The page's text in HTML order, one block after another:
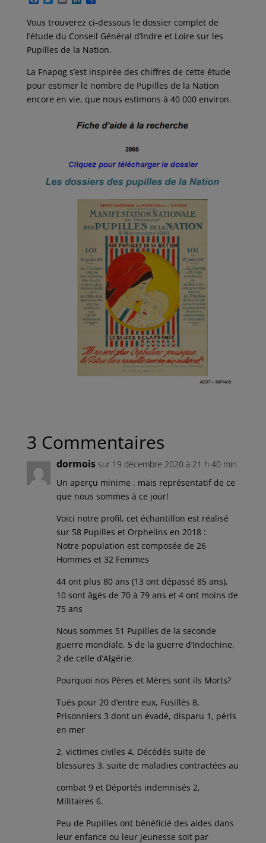
c
e
b
o
o
k
i
t
t
e
r
a
i
n
k
e
d
I
n
r
t
a
g
e
Vous trouverez ci-dessous le dossier complet de
l’étude du Conseil Général d’Indre et Loire sur les
Pupilles de la Nation.
La Fnapog s’est inspirée des chiffres de cette étude
pour estimer le nombre de Pupilles de la Nation
encore en vie, que nous estimons à 40 000 environ.
3 Commentaires
dormois sur 19 décembre 2020 à 21 h 40 min
Un aperçu minime , mais représentatif de ce
que nous sommes à ce jour!
Voici notre profil, cet échantillon est réalisé
sur 58 Pupilles et Orphelins en 2018 :
Notre population est composée de 26
Hommes et 32 Femmes
44 ont plus 80 ans (13 ont dépassé 85 ans),
10 sont âgés de 70 à 79 ans et 4 ont moins de
75 ans
Nous sommes 51 Pupilles de la seconde
guerre mondiale, 5 de la guerre d’Indochine,
2 de celle d’Algérie.
Pourquoi nos Pères et Mères sont ils Morts?
Tués pour 20 d’entre eux, Fusillés 8,
Prisonniers 3 dont un évadé, disparu 1, péris
en mer
2, victimes civiles 4, Décédés suite de
blessures 3, suite de maladies contractées au
combat 9 et Déportés indemnisés 2,
Militaires 6.
Peu de Pupilles ont bénéficié des aides dans
leur enfance ou leur jeunesse soit par